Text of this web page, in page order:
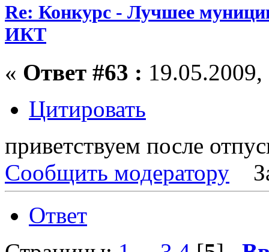
Re: Конкурс - Лучшее
ИКТ
« Ответ #63 :
Цитировать
приветствуем после
Сообщить модератору
Ответ